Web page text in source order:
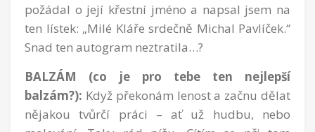
požádal o její křestní jméno a napsal jsem na
ten lístek: „Milé Kláře srdečně Michal Pavlíček.“
Snad ten autogram neztratila…?
BALZÁM (co je pro tebe ten nejlepší
balzám?): Když překonám lenost a začnu dělat
nějakou tvůrčí práci – ať už hudbu, nebo